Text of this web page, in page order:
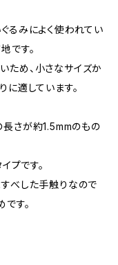
るみによく使われてい
です。
ため、小さなサイズか
に適しています。
長さが約1.5mmのもの
プです。
べした手触りなので
す。